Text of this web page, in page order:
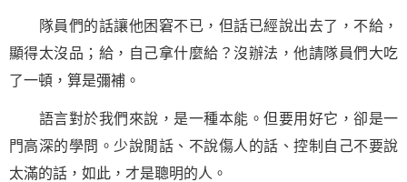
隊員們的話讓他困窘不已，但話已經說出去了，不給，
顯得太沒品；給，自己拿什麼給？沒辦法，他請隊員們大吃
了一頓，算是彌補。
語言對於我們來說，是一種本能。但要用好它，卻是一
門高深的學問。少說閒話、不說傷人的話、控制自己不要說
太滿的話，如此，才是聰明的人。